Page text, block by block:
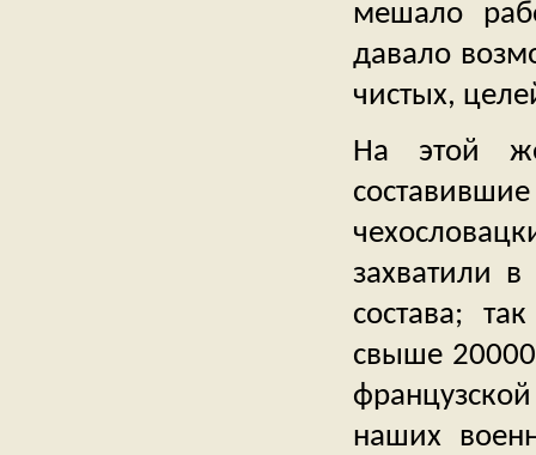
мешало
давало
чистых,
На этой
захватили
состава;
свыше
наших